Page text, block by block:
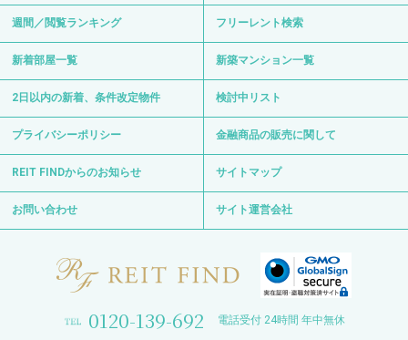
週間／閲覧ランキング フリーレント検索
新着部屋一覧 新築マンション一覧
2日以内の新着、条件改定物件 検討中リスト
プライバシーポリシー 金融商品の販売に関して
REIT FINDからのお知らせ サイトマップ
お問い合わせ サイト運営会社
0120-139-692 電話受付 24時間 年中無休